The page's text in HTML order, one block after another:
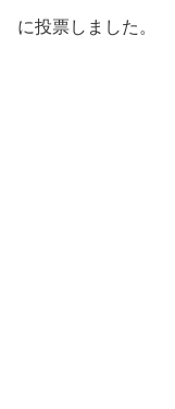
に投票しました。